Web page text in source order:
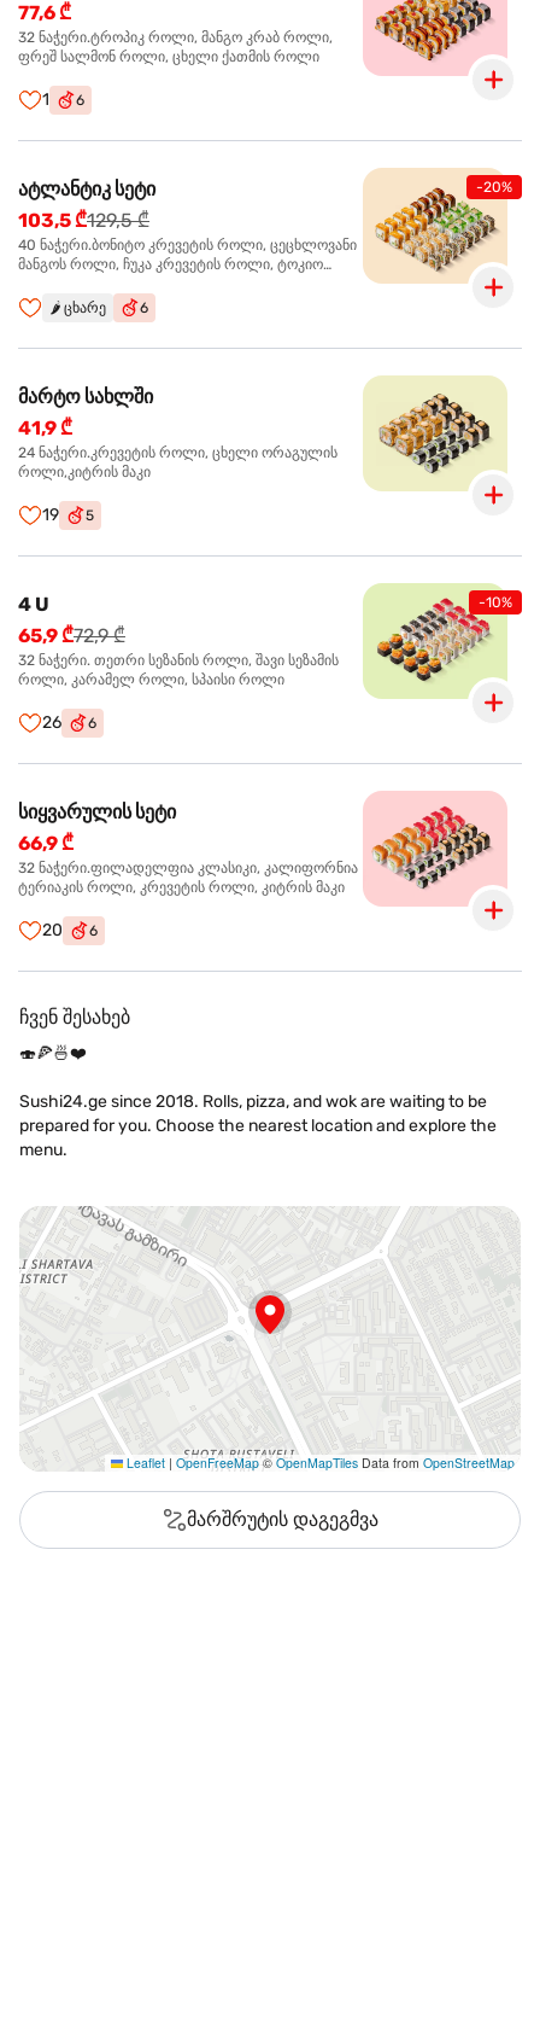
77,6 ₾
32 ნაჭერი.ტროპიკ როლი, მანგო კრაბ როლი,
ფრეშ სალმონ როლი, ცხელი ქათმის როლი
1 6
-20%
ატლანტიკ სეტი
103,5 ₾129,5 ₾
40 ნაჭერი.ბონიტო კრევეტის როლი, ცეცხლოვანი
მანგოს როლი, ჩუკა კრევეტის როლი, ტოკიო
🌶️ ცხარე 6
მარტო სახლში
41,9 ₾
24 ნაჭერი.კრევეტის როლი, ცხელი ორაგულის
როლი,კიტრის მაკი
19 5
-10%
4 U
65,9 ₾72,9 ₾
32 ნაჭერი. თეთრი სეზანის როლი, შავი სეზამის
როლი, კარამელ როლი, სპაისი როლი
26 6
სიყვარულის სეტი
66,9 ₾
32 ნაჭერი.ფილადელფია კლასიკი, კალიფორნია
ტერიაკის როლი, კრევეტის როლი, კიტრის მაკი
20 6
ჩვენ შესახებ
🍣🍕🍜❤️
Sushi24.ge since 2018. Rolls, pizza, and wok are waiting to be
prepared for you. Choose the nearest location and explore the
menu.
Leaflet | OpenFreeMap© OpenMapTiles Data from OpenStreetMap
მარშრუტის დაგეგმვა